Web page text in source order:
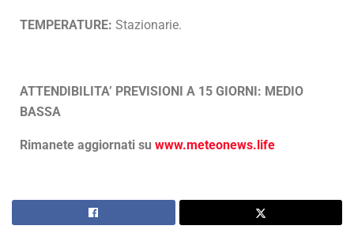
TEMPERATURE: Stazionarie.
ATTENDIBILITA’ PREVISIONI A 15 GIORNI: MEDIO
BASSA
Rimanete aggiornati su www.meteonews.life